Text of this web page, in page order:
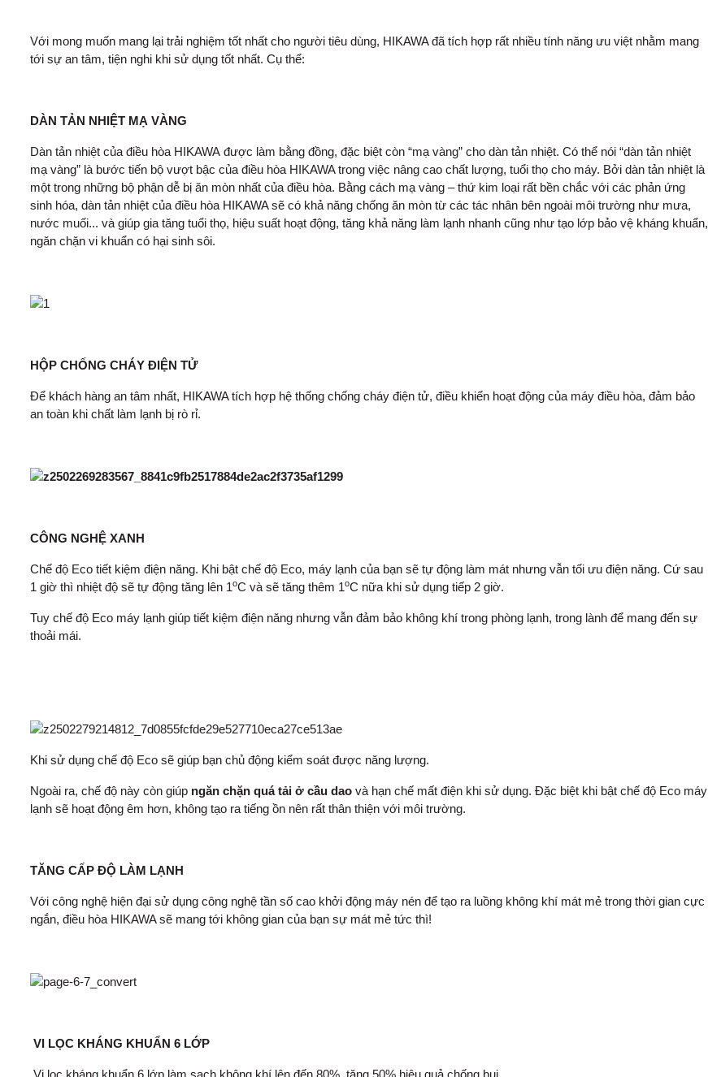
Với mong muốn mang lại trải nghiệm tốt nhất cho người tiêu dùng, HIKAWA đã tích hợp rất nhiều tính năng ưu việt nhằm mang
tới sự an tâm, tiện nghi khi sử dụng tốt nhất. Cụ thể:
DÀN TẢN NHIỆT MẠ VÀNG
Dàn tản nhiệt của điều hòa HIKAWA được làm bằng đồng, đặc biệt còn “mạ vàng” cho dàn tản nhiệt. Có thể nói “dàn tản nhiệt
mạ vàng” là bước tiến bộ vượt bậc của điều hòa HIKAWA trong việc nâng cao chất lượng, tuổi thọ cho máy. Bởi dàn tản nhiệt là
một trong những bộ phận dễ bị ăn mòn nhất của điều hòa. Bằng cách mạ vàng – thứ kim loại rất bền chắc với các phản ứng
sinh hóa, dàn tản nhiệt của điều hòa HIKAWA sẽ có khả năng chống ăn mòn từ các tác nhân bên ngoài môi trường như mưa,
nước muối... và giúp gia tăng tuổi thọ, hiệu suất hoạt động, tăng khả năng làm lạnh nhanh cũng như tạo lớp bảo vệ kháng khuẩn,
ngăn chặn vi khuẩn có hại sinh sôi.
HỘP CHỐNG CHÁY ĐIỆN TỬ
Để khách hàng an tâm nhất, HIKAWA tích hợp hệ thống chống cháy điện tử, điều khiển hoạt động của máy điều hòa, đảm bảo
an toàn khi chất làm lạnh bị rò rỉ.
CÔNG NGHỆ XANH
Chế độ Eco tiết kiệm điện năng. Khi bật chế độ Eco, máy lạnh của bạn sẽ tự động làm mát nhưng vẫn tối ưu điện năng. Cứ sau
1 giờ thì nhiệt độ sẽ tự động tăng lên 1oC và sẽ tăng thêm 1oC nữa khi sử dụng tiếp 2 giờ.
Tuy chế độ Eco máy lạnh giúp tiết kiệm điện năng nhưng vẫn đảm bảo không khí trong phòng lạnh, trong lành để mang đến sự
thoải mái.
Khi sử dụng chế độ Eco sẽ giúp bạn chủ động kiểm soát được năng lượng.
Ngoài ra, chế độ này còn giúp ngăn chặn quá tải ở cầu dao và hạn chế mất điện khi sử dụng. Đặc biệt khi bật chế độ Eco máy
lạnh sẽ hoạt động êm hơn, không tạo ra tiếng ồn nên rất thân thiện với môi trường.
TĂNG CẤP ĐỘ LÀM LẠNH
Với công nghệ hiện đại sử dụng công nghệ tần số cao khởi động máy nén để tạo ra luồng không khí mát mẻ trong thời gian cực
ngắn, điều hòa HIKAWA sẽ mang tới không gian của bạn sự mát mẻ tức thì!
VI LỌC KHÁNG KHUẨN 6 LỚP
Vi lọc kháng khuẩn 6 lớp làm sạch không khí lên đến 80%, tăng 50% hiệu quả chống bụi.